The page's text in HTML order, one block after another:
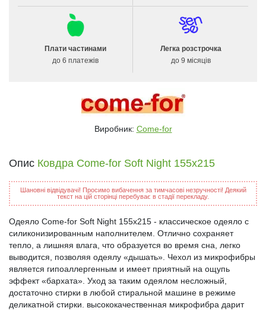
Плати частинами
до 6 платежів
Легка розстрочка
до 9 місяців
Виробник: Come-for
Опис Ковдра Come-for Soft Night 155x215
Шановні відвідувачі! Просимо вибачення за тимчасові незручності! Деякий
текст на цій сторінці перебуває в стадії перекладу.
Одеяло Come-for Soft Night 155x215 - классическое одеяло с
силиконизированным наполнителем. Отлично сохраняет
тепло, а лишняя влага, что образуется во время сна, легко
выводится, позволяя одеялу «дышать». Чехол из микрофибры
является гипоаллергенным и имеет приятный на ощупь
эффект «бархата». Уход за таким одеялом несложный,
достаточно стирки в любой стиральной машине в режиме
деликатной стирки. высококачественная микрофибра дарит